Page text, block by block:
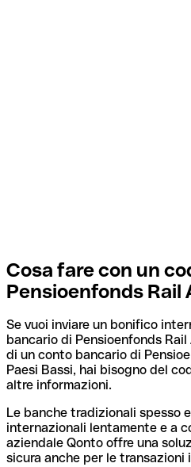
Cosa fare con un
Pensioenfonds Rail
Se vuoi inviare un bonifico
bancario di Pensioenfonds
di un conto bancario di
Paesi Bassi, hai bisogno del
altre informazioni.
Le banche tradizionali spesso
internazionali lentamente e a
aziendale Qonto offre una
sicura anche per le transazioni